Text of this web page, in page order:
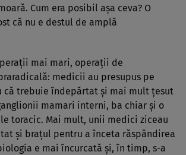
Cum era posibil aşa ceva? O
că nu e destul de amplă
mai mari, operaţii de
medicii au presupus pe
că trebuie îndepărtat şi mai mult ţesut
mamari interni, ba chiar şi o
toracic. Mai mult, unii medici ziceau
şi braţul pentru a înceta răspândirea
e mai încurcată şi, în timp, s-a